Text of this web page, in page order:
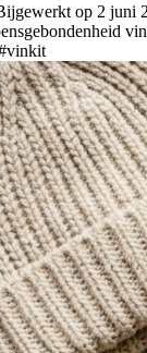
op 2 juni